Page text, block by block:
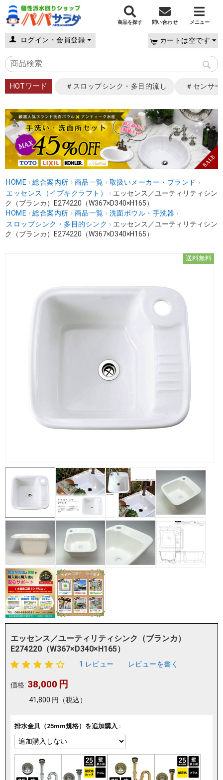
商品を探す 問い合わせ メニュー
ログイン・会員登録 カートは空です
HOTワード ＃スロップシンク・多目的流し ＃センサ
HOME › 総合案内所 › 商品一覧 › 取扱いメーカー・ブランド ›
エッセンス（イブキクラフト）
› エッセンス／ユーティリティシン
ク（ブランカ）E274220（W367×D340×H165）
HOME › 総合案内所 › 商品一覧 › 洗面ボウル・手洗器 ›
スロップシンク・多目的シンク › エッセンス／ユーティリティシン
ク（ブランカ）E274220（W367×D340×H165）
送料無料
エッセンス／ユーティリティシンク（ブランカ）
E274220（W367×D340×H165）
1 レビュー レビューを書く
価格: 38,000 円
41,800 円 （税込）
排水金具（25mm規格）を追加購入 :